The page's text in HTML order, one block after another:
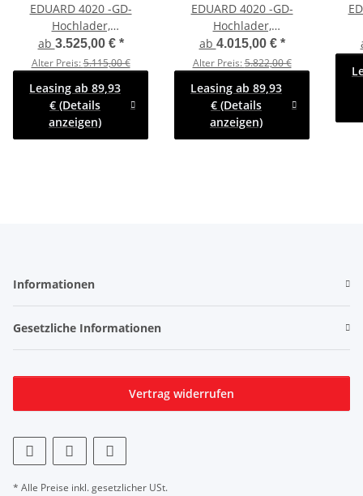
EDUARD 4020 -GD-
Hochlader,
Auffahrschienen &
Winde, reling 10cm
-2700kg- Lfh: 56cm
-195/55R10
ab 3.525,00 € *
Alter Preis:5.115,00 €
Leasing ab 89,93
€ (Details
anzeigen)
EDUARD 4020 -GD-
Hochlader,
Auffahrschienen,
Bordwände 30cm
-3000kg- Lfh: 63cm
-195/50R13
ab 4.015,00 € *
Alter Preis:5.822,00 €
Leasing ab 89,93
€ (Details
anzeigen)
-
Informationen
Gesetzliche Informationen
Vertrag widerrufen
* Alle Preise inkl. gesetzlicher USt.